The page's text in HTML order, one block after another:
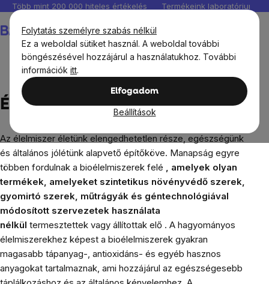
Folytatás személyre szabás nélkül
Ez a weboldal sütiket használ. A weboldal további
böngészésével hozzájárul a használatukhoz. További
információk itt.
Elfogadom
Beállítások
Ugrás
fő
tartalomhoz
Több mint 200 000 hiteles értékelés Termékeink
Étel és vendéglátás
Étel és vendéglátás
Az élelmiszer életünk elengedhetetlen része, egészségünk
és általános jólétünk alapvető építőköve. Manapság egyre
többen fordulnak a bioélelmiszerek felé , amelyek olyan
termékek, amelyeket szintetikus növényvédő szerek,
gyomirtó szerek, műtrágyák és géntechnológiával
módosított szervezetek használata
nélkül termesztettek vagy állítottak elő . A hagyományos
élelmiszerekhez képest a bioélelmiszerek gyakran
magasabb tápanyag-, antioxidáns- és egyéb hasznos
anyagokat tartalmaznak, ami hozzájárul az egészségesebb